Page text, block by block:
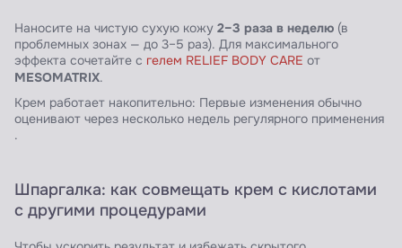
Наносите на чистую сухую кожу 2–3 раза в неделю (в
проблемных зонах — до 3–5 раз). Для максимального
эффекта сочетайте с гелем RELIEF BODY CARE от
MESOMATRIX.
Крем работает накопительно: Первые изменения обычно
оценивают через несколько недель регулярного применения
.
Шпаргалка: как совмещать крем с кислотами
с другими процедурами